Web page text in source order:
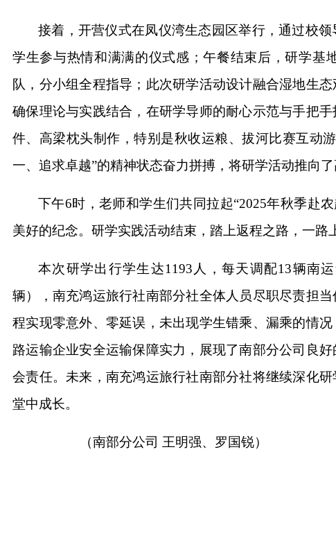
接着，开营仪式在凤仪湾生态园区举行，通过校
学生参与热情和满满的仪式感；午餐结束后，研学基
队，分小组全程指导；此次研学活动设计融合湿地生
确保理论与实践结合，在研学导师的耐心示范与手把
件、高梁枕头制作，特别是秋收运粮、拔河比赛互动
一、追求卓越”的精神状态奋力拼搏，将研学活动推向了
下午6时，老师和学生们共同拉起“2025年秋季赴
美好的纪念。研学实践活动结束，踏上返程之路，一路
本次研学出行学生达1193人，每天调配13辆南
辆），南充鸿运旅行社南部分社全体人员尽职尽责担
程实现零意外、零延误，未出现学生错乘、漏乘的情
路运输企业安全运输保障实力，展现了南部分公司良
会责任。未来，南充鸿运旅行社南部分社将继续深化
堂中成长。
（南部分公司 王明强、罗国锐）